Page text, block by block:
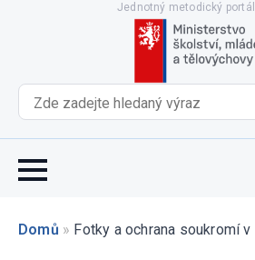
Jednotný metodický portál
Domů » Fotky a ochrana soukromí